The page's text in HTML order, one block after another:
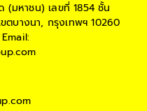
(มหาชน) เลขที่ 1854 ชั้น
ขตบางนา, กรุงเทพฯ 10260